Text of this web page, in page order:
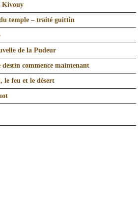
Kivouy
temple – traité guittin
de la Pudeur
commence maintenant
le feu et le désert